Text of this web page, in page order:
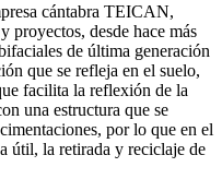
cántabra TEICAN,
proyectos, desde hace más
de última generación
que se refleja en el suelo,
facilita la reflexión de la
una estructura que se
por lo que en el
útil, la retirada y reciclaje de